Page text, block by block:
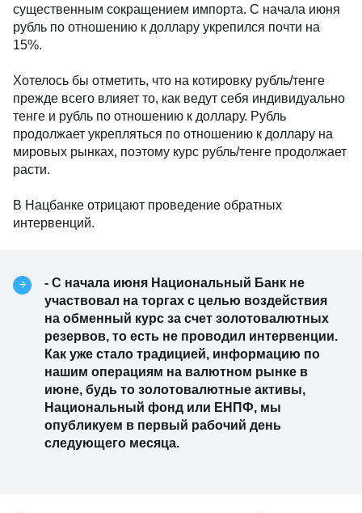
существенным сокращением импорта. С начала июня
рубль по отношению к доллару укрепился почти на
15%.
Хотелось бы отметить, что на котировку рубль/тенге
прежде всего влияет то, как ведут себя индивидуально
тенге и рубль по отношению к доллару. Рубль
продолжает укрепляться по отношению к доллару на
мировых рынках, поэтому курс рубль/тенге продолжает
расти.
В Нацбанке отрицают проведение обратных
интервенций.
- С начала июня Национальный Банк не
участвовал на торгах с целью воздействия
на обменный курс за счет золотовалютных
резервов, то есть не проводил интервенции.
Как уже стало традицией, информацию по
нашим операциям на валютном рынке в
июне, будь то золотовалютные активы,
Национальный фонд или ЕНПФ, мы
опубликуем в первый рабочий день
следующего месяца.